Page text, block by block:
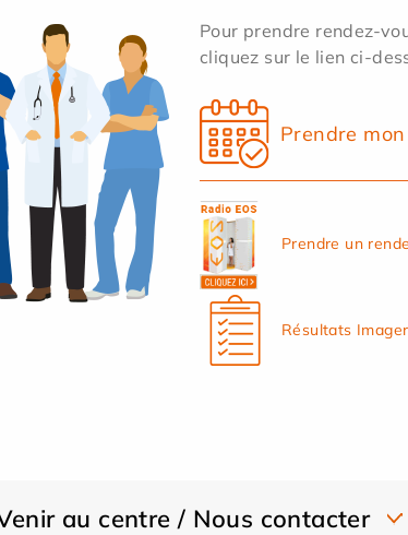
Pour prendre rendez-
cliquez sur le lien ci-
Prendre
Prendre un
Résultats
au centre / Nous contacter